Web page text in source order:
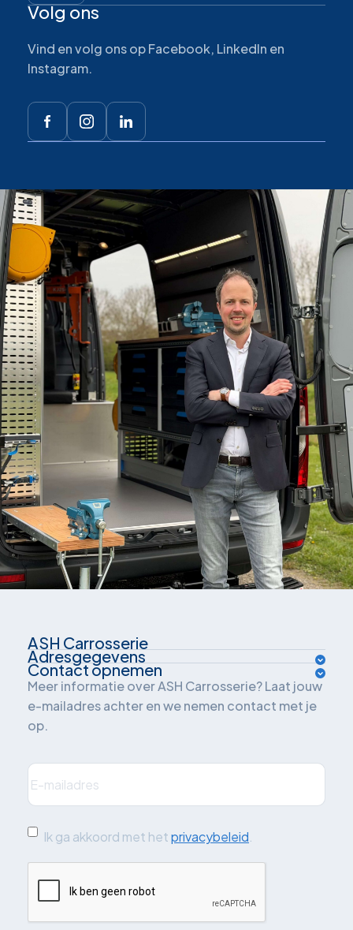
Volg ons
Vind en volg ons op Facebook, LinkedIn en
Instagram.
ASH Carrosserie
Over ons
Inrichtingsadvies
Oplossingen
Branches
Projecten
Quickscan: grijskenteken
Blog
Contact
Adresgegevens
Van der Waalsweg 1
3241 ME Middelharnis
Contact opnemen
Meer informatie over ASH Carrosserie? Laat jouw
e-mailadres achter en we nemen contact met je
op.
E-
mailadres(Vereist)
Ik
ga
akkoord
met
Ik ga akkoord met hetprivacybeleid